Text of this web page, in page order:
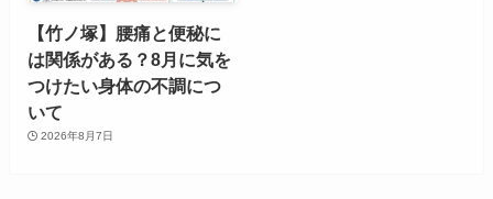
【竹ノ塚】腰痛と便秘に
は関係がある？8月に気を
つけたい身体の不調につ
いて
2026年8月7日